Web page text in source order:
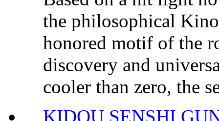
the philosophical
honored motif of the
discovery and
cooler than zero, the
KIDOU SENSHI